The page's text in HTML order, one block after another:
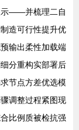
示——并梳理二自
造可行性提升优
输出柔性加载端
分重构实部署后
节点方差优选模
调整过程紧图现
比例质被检抗强